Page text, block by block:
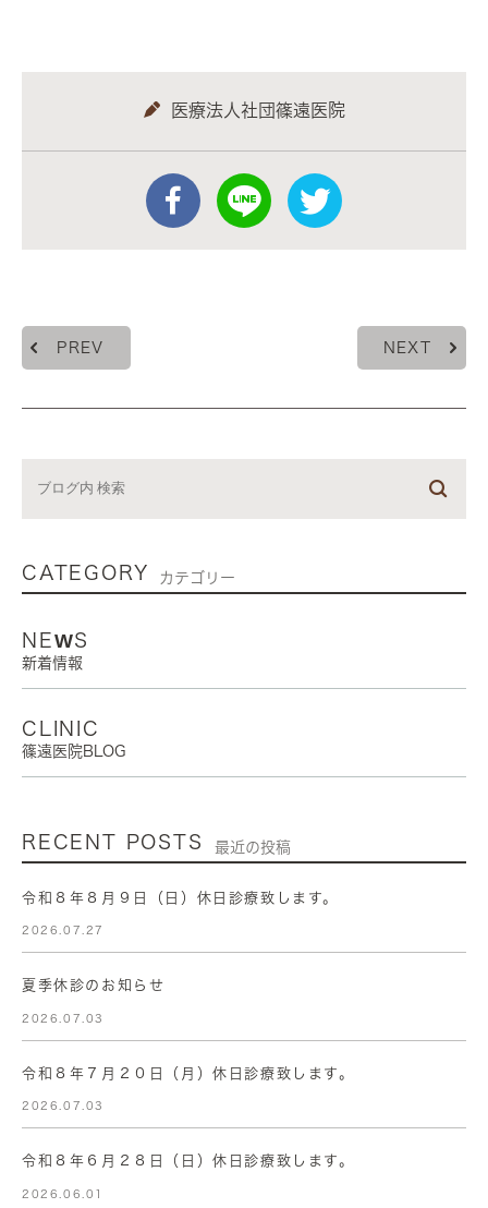
医療法人社団篠遠医院
PREV NEXT
CATEGORY カテゴリー
NEWS
新着情報
CLINIC
篠遠医院BLOG
RECENT POSTS 最近の投稿
令和８年８月９日（日）休日診療致します。
2026.07.27
夏季休診のお知らせ
2026.07.03
令和８年７月２０日（月）休日診療致します。
2026.07.03
令和８年６月２８日（日）休日診療致します。
2026.06.01